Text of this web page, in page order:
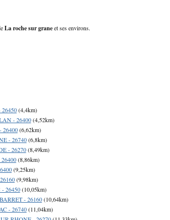
La roche sur graneet ses environs.
(4,4km)
- 26400(4,52km)
26400(6,62km)
- 26740(6,8km)
- 26270(8,49km)
(8,86km)
(9,25km)
(9,98km)
26450(10,05km)
- 26160(10,64km)
- 26740(11,04km)